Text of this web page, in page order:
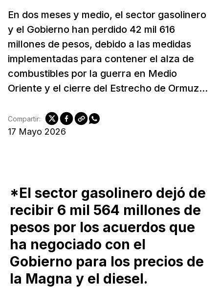
En dos meses y medio, el sector gasolinero
y el Gobierno han perdido 42 mil 616
millones de pesos, debido a las medidas
implementadas para contener el alza de
combustibles por la guerra en Medio
Oriente y el cierre del Estrecho de Ormuz...
17 Mayo 2026
Compartir:
*El sector gasolinero dejó de
recibir 6 mil 564 millones de
pesos por los acuerdos que
ha negociado con el
Gobierno para los precios de
la Magna y el diesel.